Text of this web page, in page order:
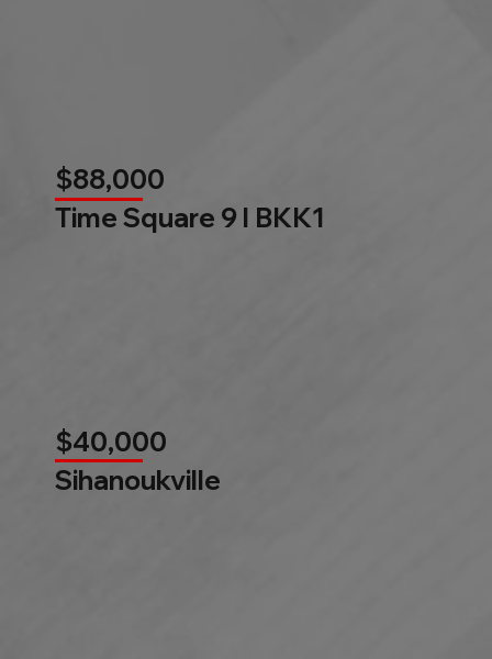
$88,000
Time Square 9 l BKK1
$40,000
Sihanoukville